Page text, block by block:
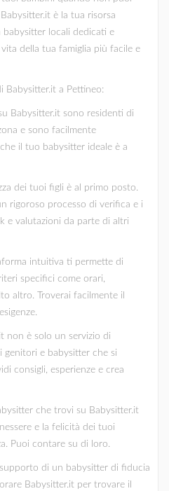
è la tua risorsa
locali dedicati e
della tua famiglia più facile e
Babysitter.it a Pettineo:
Babysitter.it sono residenti di
e sono facilmente
il tuo babysitter ideale è a
dei tuoi figli è al primo posto.
rigoroso processo di verifica e i
e valutazioni da parte di altri
intuitiva ti permette di
specifici come orari,
altro. Troverai facilmente il
non è solo un servizio di
genitori e babysitter che si
consigli, esperienze e crea
che trovi su Babysitter.it
e la felicità dei tuoi
Puoi contare su di loro.
di un babysitter di fiducia
Babysitter.it per trovare il